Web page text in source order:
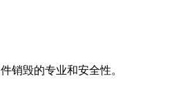
销毁的专业和安全性。